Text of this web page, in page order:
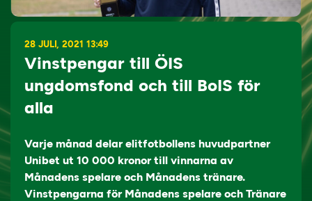
28 JULI, 2021 13:49
Vinstpengar till ÖIS
ungdomsfond och till BoIS för
alla
Varje månad delar elitfotbollens huvudpartner
Unibet ut 10 000 kronor till vinnarna av
Månadens spelare och Månadens tränare.
Vinstpengarna för Månadens spelare och Tränare